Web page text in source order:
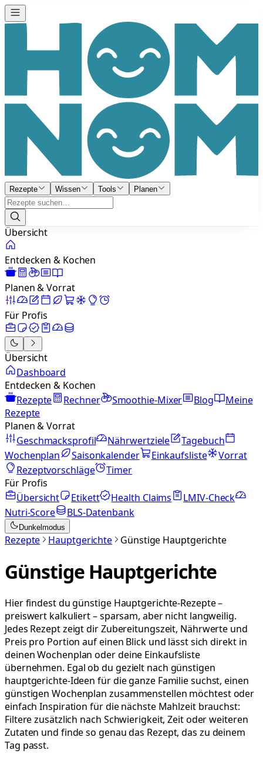
Rezepte Wissen Tools Planen
Übersicht
Entdecken & Kochen
Planen & Vorrat
Für Profis
Übersicht
Dashboard
Entdecken & Kochen
Rezepte
Rechner Smoothie-Mixer Blog
Meine
Rezepte
Planen & Vorrat
Geschmacksprofil
Nährwertziele
Tagebuch
Wochenplan
Saisonkalender Einkaufsliste
Vorrat
Rezeptvorschläge
Timer
Für Profis
Übersicht
Etikett Health Claims
LMIV-Check
Nutri-Score
BLS-Datenbank
Dunkelmodus
Rezepte Hauptgerichte Günstige Hauptgerichte
Günstige Hauptgerichte
Hier findest du günstige Hauptgerichte-Rezepte –
preiswert kalkuliert – sparsam, aber nicht langweilig.
Jedes Rezept zeigt dir Zubereitungszeit, Nährwerte und
Preis pro Portion auf einen Blick und lässt sich direkt in
deinen Wochenplan oder deine Einkaufsliste
übernehmen. Egal ob du gezielt nach günstigen
hauptgerichte-Ideen für die ganze Familie suchst, einen
günstigen Wochenplan zusammenstellen möchtest oder
einfach Inspiration für die nächste Mahlzeit brauchst:
Filtere zusätzlich nach Schwierigkeit, Zeit oder weiteren
Zutaten und finde so genau das Rezept, das zu deinem
Tag passt.